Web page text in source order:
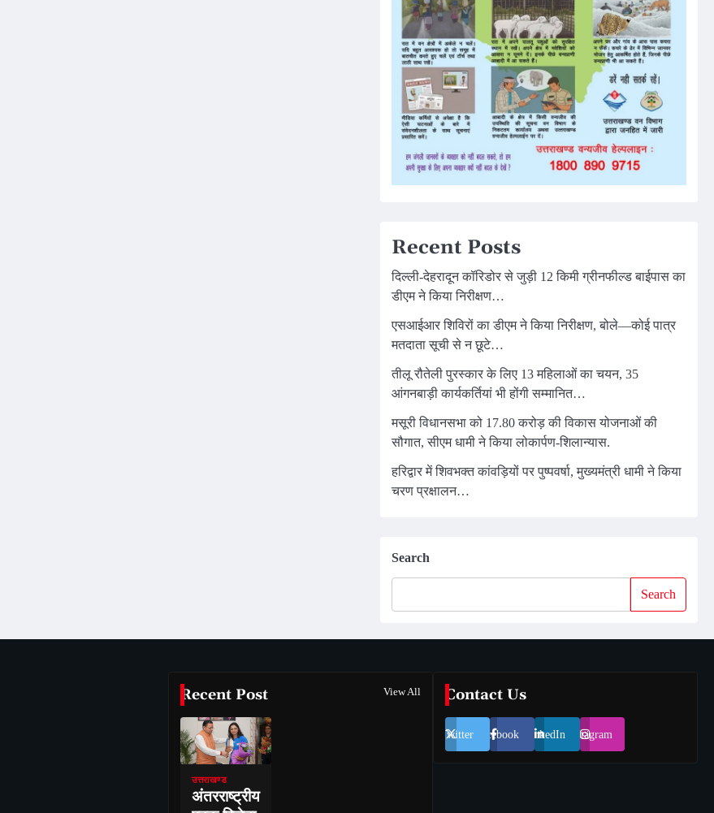
Recent Posts
दिल्ली-देहरादून कॉरिडोर से जुड़ी 12 किमी ग्रीनफील्ड बाईपास का
डीएम ने किया निरीक्षण…
एसआईआर शिविरों का डीएम ने किया निरीक्षण, बोले—कोई पात्र
मतदाता सूची से न छूटे…
तीलू रौतेली पुरस्कार के लिए 13 महिलाओं का चयन, 35
आंगनबाड़ी कार्यकर्तियां भी होंगी सम्मानित…
मसूरी विधानसभा को 17.80 करोड़ की विकास योजनाओं की
सौगात, सीएम धामी ने किया लोकार्पण-शिलान्यास.
हरिद्वार में शिवभक्त कांवड़ियों पर पुष्पवर्षा, मुख्यमंत्री धामी ने किया
चरण प्रक्षालन…
Search
Search
Recent Post View All
उत्तराखण्ड
अंतरराष्ट्रीय
Contact Us
Twitter Facebook LinkedIn Instagram